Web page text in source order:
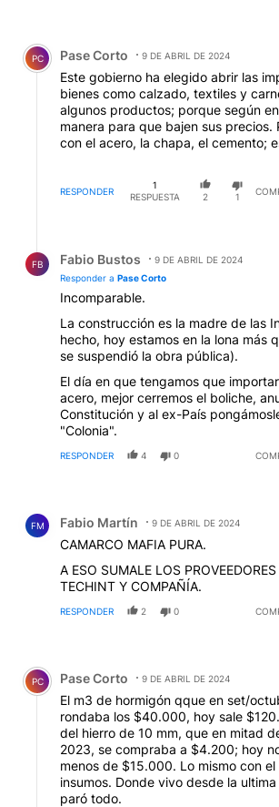
Comentario de Pase Corto.
PC Pase Corto 9 DE ABRIL DE 2024
Este gobierno ha elegido abrir las
bienes como calzado, textiles y
algunos productos; porque según
manera para que bajen sus precios.
con el acero, la chapa, el cemento;
insumos que recargan los costos
Se importan productos terminados;
insumos que permiten que nuestra
RESPONDER
1
RESPUESTA
2 1
FB Fabio Bustos
9 DE ABRIL DE 2024
Responder a Pase Corto
Incomparable.
La construcción es la madre de las
hecho, hoy estamos en la lona más
se suspendió la obra pública).
El día en que tengamos que
acero, mejor cerremos el boliche,
Constitución y al ex-País
"Colonia".
RESPONDER 4 0
FM Fabio Martín 9 DE ABRIL DE 2024
CAMARCO MAFIA PURA.
A ESO SUMALE LOS PROVEEDORES
TECHINT Y COMPAÑÍA.
RESPONDER 2 0
Comentario de Pase Corto.
PC Pase Corto 9 DE ABRIL DE 2024
El m3 de hormigón qque en set/
rondaba los $40.000, hoy sale
del hierro de 10 mm, que en mitad
2023, se compraba a $4.200; hoy
menos de $15.000. Lo mismo con
insumos. Donde vivo desde la
paró todo.